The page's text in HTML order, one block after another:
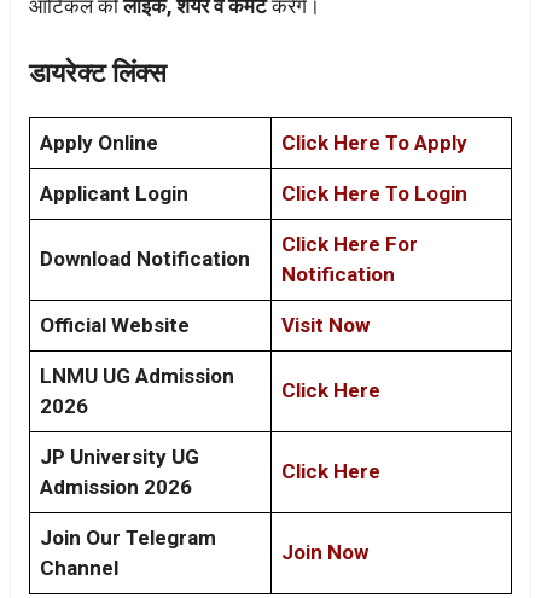
आर्टिकल कोलाईक, शेयर व कमेंटकरेगें।
डायरेक्ट लिंक्स
Apply Online Click Here To Apply
Applicant Login Click Here To Login
Download Notification
Click Here For
Notification
Official Website Visit Now
LNMU UG Admission
2026
Click Here
JP University UG
Admission 2026
Click Here
Join Our Telegram
Channel
Join Now